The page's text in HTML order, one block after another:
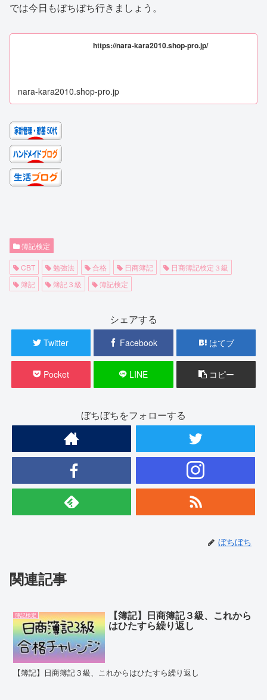
では今日もぼちぼち行きましょう。
https://nara-kara2010.shop-pro.jp/
nara-kara2010.shop-pro.jp
簿記検定
CBT 勉強法 合格 日商簿記
日商簿記検定３級
簿記
簿記３級 簿記検定
シェアする
Twitter Facebook はてブ
Pocket LINE コピー
ぼちぼちをフォローする
ぼちぼち
関連記事
簿記検定 【簿記】日商簿記３級、これから
はひたすら繰り返し
【簿記】日商簿記３級、これからはひたすら繰り返し